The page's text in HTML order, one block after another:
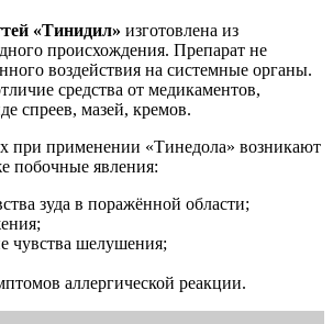
«Тинидил» изготовлена из
происхождения. Препарат не
воздействия на системные органы.
средства от медикаментов,
спреев, мазей, кремов.
при применении «Тинедола» возникают
побочные явления:
зуда в поражённой области;
чувства шелушения;
аллергической реакции.